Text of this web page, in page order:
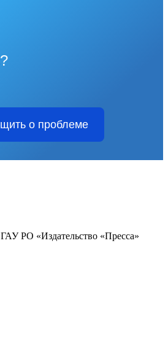
о проблеме
РО «Издательство «Пресса»